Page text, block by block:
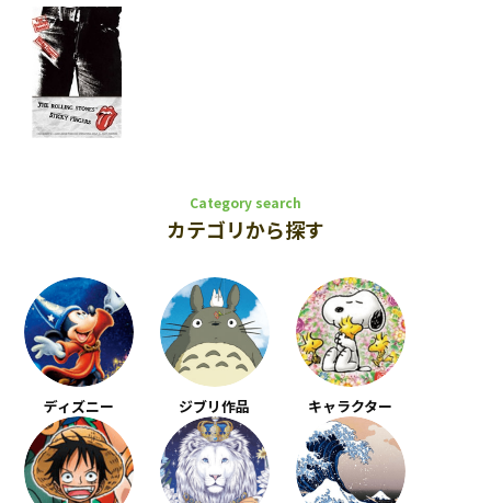
Category search
カテゴリから探す
ディズニー ジブリ作品 キャラクター